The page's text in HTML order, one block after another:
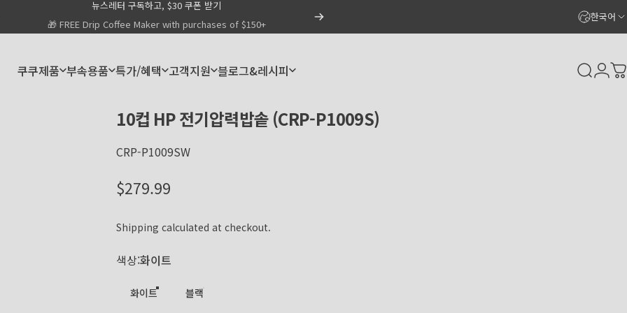
뉴스레터 구독하고, $30 쿠폰 받기
Pause slideshow 한국어
쿠쿠제품 부속용품 특가/혜택 고객지원 블로그&레시피 Search
10컵 HP전기압력밥솥 (CRP-P1009S)
CRP-P1009SW
Regular price
$279.99
Shipping calculated at checkout.
색상
색상:화이트
화이트 블랙